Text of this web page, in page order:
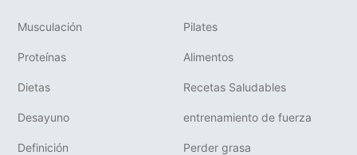
Musculación Pilates
Proteínas Alimentos
Dietas Recetas Saludables
Desayuno entrenamiento de fuerza
Definición Perder grasa